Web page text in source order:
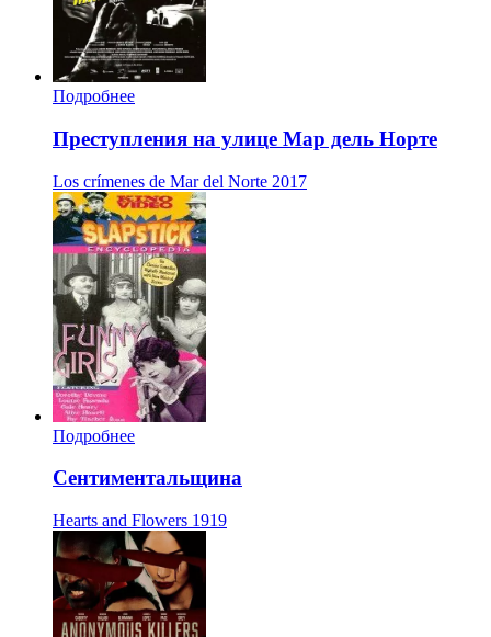
Подробнее
Преступления на улице Мар дель Норте
Los crímenes de Mar del Norte 2017
Подробнее
Сентиментальщина
Hearts and Flowers 1919